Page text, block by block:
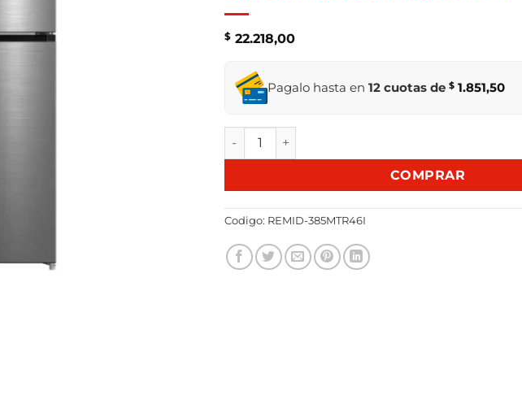
$ 22.218,00
Pagalo hasta en 12 cuotas de $ 1.851,50
REFRIGERADOR MIDEA INVERTER 281L
COMPRAR
Codigo: REMID-385MTR46I